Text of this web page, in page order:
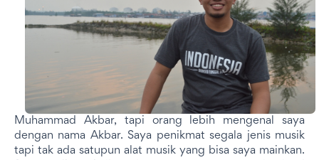
Muhammad Akbar, tapi orang lebih mengenal saya
dengan nama Akbar. Saya penikmat segala jenis musik
tapi tak ada satupun alat musik yang bisa saya mainkan.